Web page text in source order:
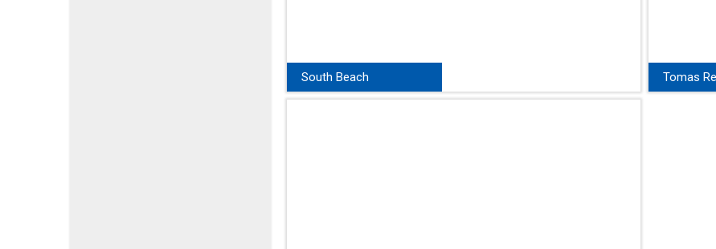
South Beach
View
Tomas